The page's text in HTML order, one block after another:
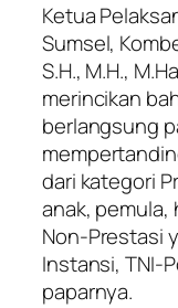
​Ketua
Sumsel,
S.H., M.H.,
merincikan
berlangsung
dari kategori
anak, pemula,
Non-Prestasi
Instansi, TNI-
paparnya.